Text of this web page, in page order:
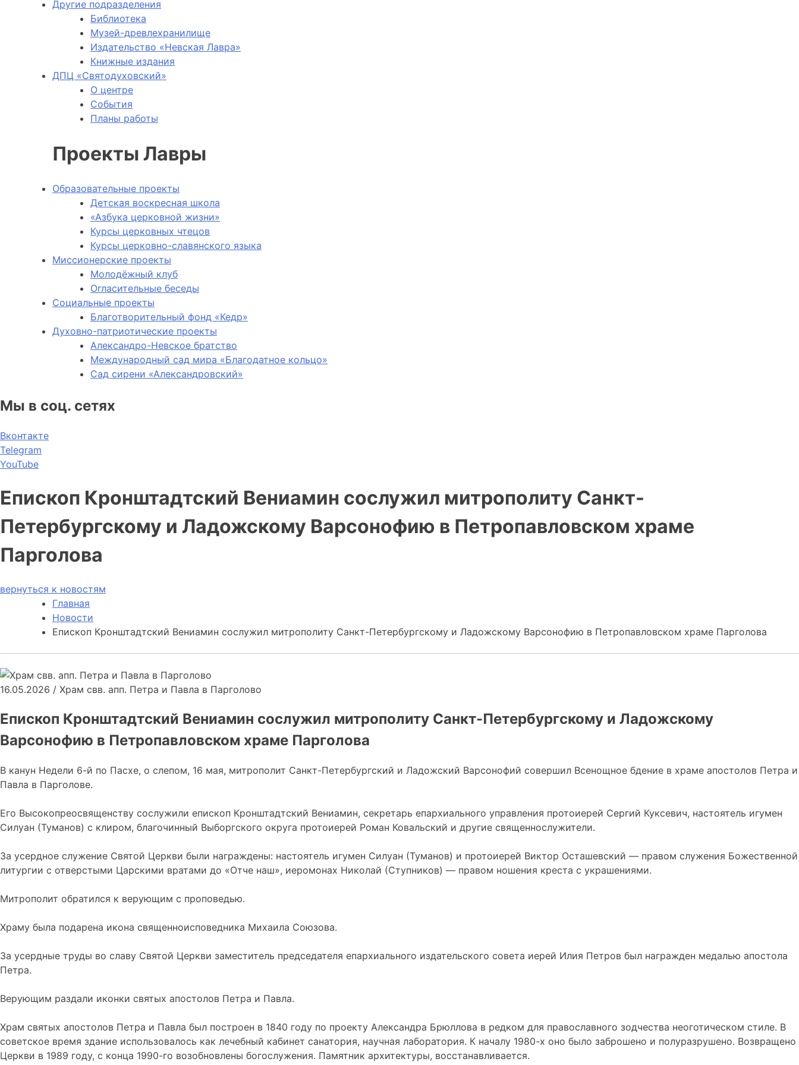
Другие подразделения
Библиотека
Музей-древлехранилище
Издательство «Невская Лавра»
Книжные издания
ДПЦ «Святодуховский»
О центре
События
Планы работы
Проекты Лавры
Образовательные проекты
Детская воскресная школа
«Азбука церковной жизни»
Курсы церковных чтецов
Курсы церковно-славянского языка
Миссионерские проекты
Молодёжный клуб
Огласительные беседы
Социальные проекты
Благотворительный фонд «Кедр»
Духовно-патриотические проекты
Александро-Невское братство
Международный сад мира «Благодатное кольцо»
Сад сирени «Александровский»
Мы в соц. сетях
Вконтакте
Telegram
YouTube
Епископ Кронштадтский Вениамин сослужил митрополиту Санкт-
Петербургскому и Ладожскому Варсонофию в Петропавловском храме
Парголова
вернуться к новостям
Главная
Новости
Епископ Кронштадтский Вениамин сослужил митрополиту Санкт-Петербургскому и Ладожскому Варсонофию в Петропавловском храме Парголова
16.05.2026 / Храм свв. апп. Петра и Павла в Парголово
Епископ Кронштадтский Вениамин сослужил митрополиту Санкт-Петербургскому и Ладожскому
Варсонофию в Петропавловском храме Парголова
В канун Недели 6-й по Пасхе, о слепом, 16 мая, митрополит Санкт-Петербургский и Ладожский Варсонофий совершил Всенощное бдение в xраме апостолов Петра и
Павла в Парголове.
Его Высокопреосвященству сослужили епископ Кронштадтский Вениамин, секретарь епархиального управления протоиерей Сергий Куксевич, настоятель игумен
Силуан (Туманов) с клиром, благочинный Выборгского округа протоиерей Роман Ковальский и другие священнослужители.
За усердное служение Святой Церкви были награждены: настоятель игумен Силуан (Туманов) и протоиерей Виктор Осташевский — правом служения Божественной
литургии с отверстыми Царскими вратами до «Отче наш», иеромонах Николай (Ступников) — правом ношения креста с украшениями.
Митрополит обратился к верующим с проповедью.
Храму была подарена икона священноисповедника Михаила Союзова.
За усердные труды во славу Святой Церкви заместитель председателя епархиального издательского совета иерей Илия Петров был награжден медалью апостола
Петра.
Верующим раздали иконки святых апостолов Петра и Павла.
Храм святых апостолов Петра и Павла был построен в 1840 году по проекту Александра Брюллова в редком для православного зодчества неоготическом стиле. В
советское время здание использовалось как лечебный кабинет санатория, научная лаборатория. К началу 1980-х оно было заброшено и полуразрушено. Возвращено
Церкви в 1989 году, с конца 1990-го возобновлены богослужения. Памятник архитектуры, восстанавливается.